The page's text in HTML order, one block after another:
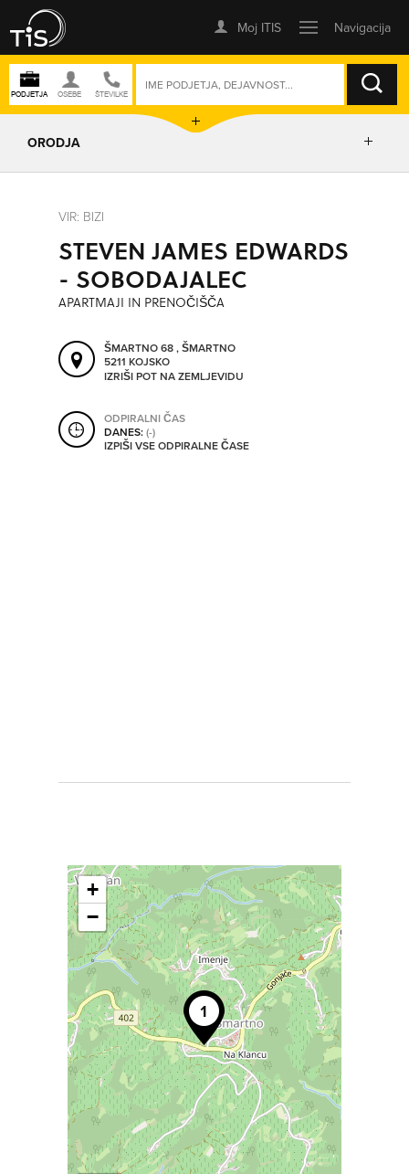
ISKANJE
ORODJA
IZRIŠI POT
POŠLJI SMS
ORODJA
SHRANI V MOJ ITIS
VIR: BIZI
STEVEN JAMES EDWARDS
- SOBODAJALEC
APARTMAJI IN PRENOČIŠČA
ŠMARTNO 68 , ŠMARTNO
5211 KOJSKO
IZRIŠI POT NA ZEMLJEVIDU
ODPIRALNI ČAS
DANES:(-)
IZPIŠI VSE ODPIRALNE ČASE
+
−